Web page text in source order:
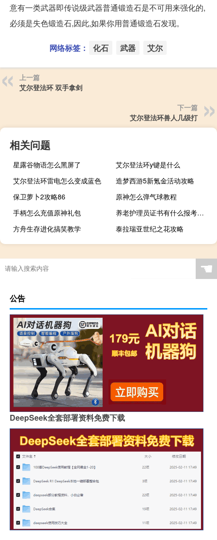
意有一类武器即传说级武器普通锻造石是不可用来强化的,
必须是失色锻造石,因此,如果你用普通锻造石发现。
网络标签： 化石 武器 艾尔
上一篇
艾尔登法环 双手拿剑
下一篇
艾尔登法环兽人几级打
相关问题
星露谷物语怎么黑屏了
艾尔登法环y键是什么
艾尔登法环雷电怎么变成蓝色
造梦西游5新氪金活动攻略
保卫萝卜2攻略86
原神怎么弹气球教程
手柄怎么充值原神礼包
养老护理员证书有什么报考条件
方舟生存进化搞笑教学
泰拉瑞亚世纪之花攻略
☚
公告
DeepSeek全套部署资料免费下载